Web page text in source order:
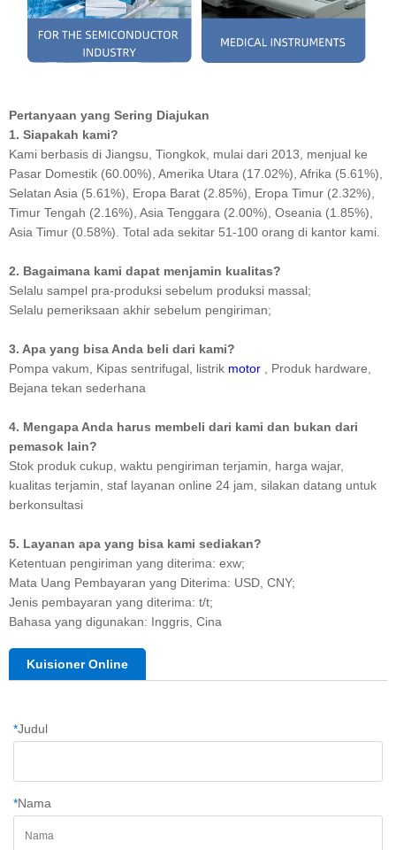
Pertanyaan yang Sering Diajukan
1. Siapakah kami?
Kami berbasis di Jiangsu, Tiongkok, mulai dari 2013, menjual ke
Pasar Domestik (60.00%), Amerika Utara (17.02%), Afrika (5.61%),
Selatan Asia (5.61%), Eropa Barat (2.85%), Eropa Timur (2.32%),
Timur Tengah (2.16%), Asia Tenggara (2.00%), Oseania (1.85%),
Asia Timur (0.58%). Total ada sekitar 51-100 orang di kantor kami.
2. Bagaimana kami dapat menjamin kualitas?
Selalu sampel pra-produksi sebelum produksi massal;
Selalu pemeriksaan akhir sebelum pengiriman;
3. Apa yang bisa Anda beli dari kami?
Pompa vakum, Kipas sentrifugal, listrik motor
, Produk hardware,
Bejana tekan sederhana
4. Mengapa Anda harus membeli dari kami dan bukan dari
pemasok lain?
Stok produk cukup, waktu pengiriman terjamin, harga wajar,
kualitas terjamin, staf layanan online 24 jam, silakan datang untuk
berkonsultasi
5. Layanan apa yang bisa kami sediakan?
Ketentuan pengiriman yang diterima: exw;
Mata Uang Pembayaran yang Diterima: USD, CNY;
Jenis pembayaran yang diterima: t/t;
Bahasa yang digunakan: Inggris, Cina
Kuisioner Online
*Judul
*Nama